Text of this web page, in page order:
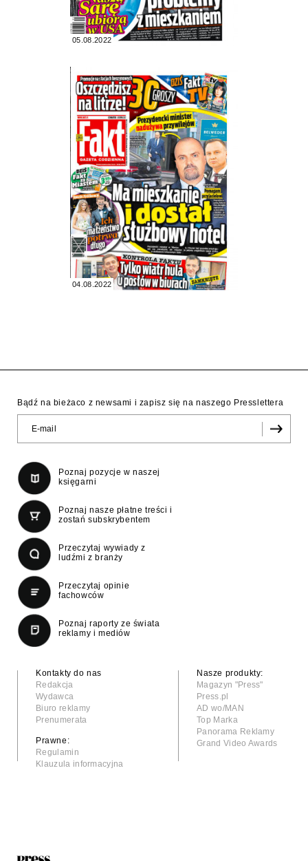
05.08.2022
04.08.2022
Bądź na bieżaco z newsami i zapisz się na naszego Presslettera
Poznaj pozycje w naszej
księgarni
Poznaj nasze płatne treści i
zostań subskrybentem
Przeczytaj wywiady z
ludźmi z branży
Przeczytaj opinie
fachowców
Poznaj raporty ze świata
reklamy i mediów
Kontakty do nas
Redakcja
Wydawca
Biuro reklamy
Prenumerata
Prawne:
Regulamin
Klauzula informacyjna
Nasze produkty:
Magazyn "Press"
Press.pl
AD wo/MAN
Top Marka
Panorama Reklamy
Grand Video Awards